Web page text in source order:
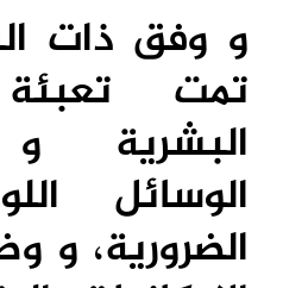
و وفق ذات
تمت تعبئة
البشرية
الوسائل
الضرورية، و